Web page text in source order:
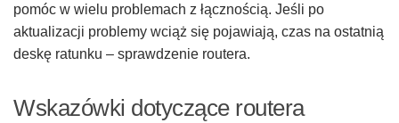
pomóc w wielu problemach z łącznością. Jeśli po
aktualizacji problemy wciąż się pojawiają, czas na ostatnią
deskę ratunku – sprawdzenie routera.
Wskazówki dotyczące routera